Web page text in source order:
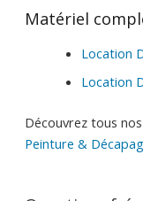
Matériel
Location
Location
Découvrez tous
Peinture &